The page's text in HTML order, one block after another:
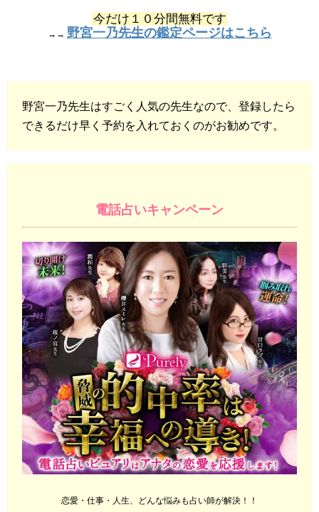
今だけ１０分間無料です
→→ 野宮一乃先生の鑑定ページはこちら
野宮一乃先生はすごく人気の先生なので、登録したら
できるだけ早く予約を入れておくのがお勧めです。
電話占いキャンペーン
恋愛・仕事・人生、どんな悩みも占い師が解決！！